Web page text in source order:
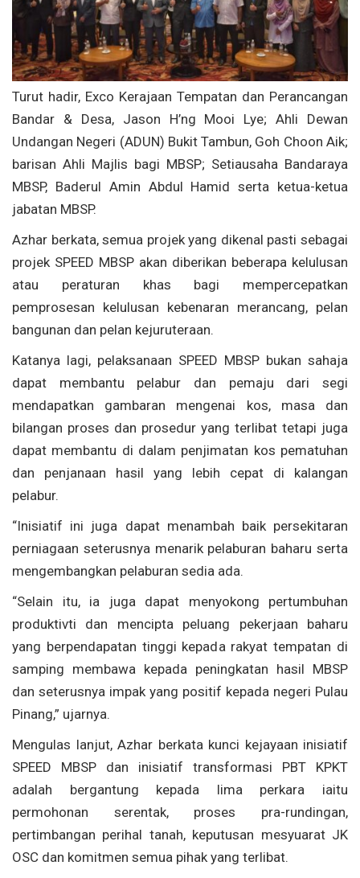
Turut hadir, Exco Kerajaan Tempatan dan Perancangan
Bandar & Desa, Jason H’ng Mooi Lye; Ahli Dewan
Undangan Negeri (ADUN) Bukit Tambun, Goh Choon Aik;
barisan Ahli Majlis bagi MBSP; Setiausaha Bandaraya
MBSP, Baderul Amin Abdul Hamid serta ketua-ketua
jabatan MBSP.
Azhar berkata, semua projek yang dikenal pasti sebagai
projek SPEED MBSP akan diberikan beberapa kelulusan
atau peraturan khas bagi mempercepatkan
pemprosesan kelulusan kebenaran merancang, pelan
bangunan dan pelan kejuruteraan.
Katanya lagi, pelaksanaan SPEED MBSP bukan sahaja
dapat membantu pelabur dan pemaju dari segi
mendapatkan gambaran mengenai kos, masa dan
bilangan proses dan prosedur yang terlibat tetapi juga
dapat membantu di dalam penjimatan kos pematuhan
dan penjanaan hasil yang lebih cepat di kalangan
pelabur.
“Inisiatif ini juga dapat menambah baik persekitaran
perniagaan seterusnya menarik pelaburan baharu serta
mengembangkan pelaburan sedia ada.
“Selain itu, ia juga dapat menyokong pertumbuhan
produktivti dan mencipta peluang pekerjaan baharu
yang berpendapatan tinggi kepada rakyat tempatan di
samping membawa kepada peningkatan hasil MBSP
dan seterusnya impak yang positif kepada negeri Pulau
Pinang,” ujarnya.
Mengulas lanjut, Azhar berkata kunci kejayaan inisiatif
SPEED MBSP dan inisiatif transformasi PBT KPKT
adalah bergantung kepada lima perkara iaitu
permohonan serentak, proses pra-rundingan,
pertimbangan perihal tanah, keputusan mesyuarat JK
OSC dan komitmen semua pihak yang terlibat.